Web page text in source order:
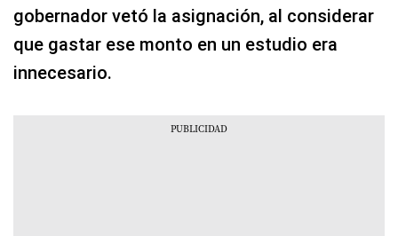
gobernador vetó la asignación, al considerar
que gastar ese monto en un estudio era
innecesario.